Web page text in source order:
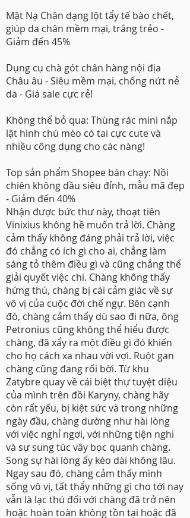
Mặt Nạ Chân dạng lột tẩy tế bào chết,
giúp da chân mềm mại, trắng trẻo -
Giảm đến 45%
Dụng cụ chà gót chân hàng nội địa
Châu âu - Siêu mềm mại, chống nứt nẻ
da - Giá sale cực rẻ!
Không thể bỏ qua: Thùng rác mini nắp
lật hình chú mèo có tai cực cute và
nhiều công dụng cho các nàng!
Top sản phẩm Shopee bán chạy: Nồi
chiên không dầu siêu đỉnh, mẫu mã đẹp
- Giảm đến 40%
Nhận được bức thư này, thoạt tiên
Vinixius không hề muốn trả lời. Chàng
cảm thấy không đáng phải trả lời, việc
đó chẳng có ích gì cho ai, chẳng làm
sáng tỏ thêm điều gì và cũng chẳng thể
giải quyết việc chi. Chàng không thấy
hứng thú, chàng bị cái cảm giác về sự
vô vị của cuộc đời chế ngự. Bên cạnh
đó, chàng cảm thấy dù sao đi nữa, ông
Petronius cũng không thể hiểu được
chàng, đã xẩy ra một điều gì đó khiến
cho họ cách xa nhau vời vợi. Ruột gan
chàng cũng đang rối bời. Từ khu
Zatybre quay về cái biệt thự tuyệt diệu
của mình trên đồi Karyny, chàng hãy
còn rất yếu, bị kiệt sức và trong những
ngày đầu, chàng dường như hài lòng
với việc nghỉ ngơi, với những tiện nghi
và sự sung túc vây bọc quanh chàng.
Song sự hài lòng ấy kéo dài không lâu.
Ngay sau đó, chàng cảm thấy mình
sống vô vị, tất thẩy những gì cho tới nay
vẫn là lạc thú đối với chàng đã trở nên
hoặc hoàn toàn không tồn tại hoặc đã